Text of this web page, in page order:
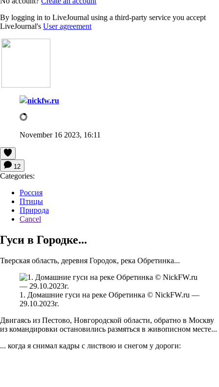
By logging in to LiveJournal using a third-party service you accept
LiveJournal's User agreement
nickfw.ru
November 16 2023, 16:11
12
Categories:
Россия
Птицы
Природа
Cancel
Гуси в Городке...
Тверская область, деревня Городок, река Обретинка...
1. Домашние гуси на реке Обретинка © NickFW.ru —
29.10.2023г.
Двигаясь из Пестово, Новгородской области, обратно в Москву
из командировки остановились размяться в живописном месте...
... когда я снимал кадры с листвою и снегом у дороги: